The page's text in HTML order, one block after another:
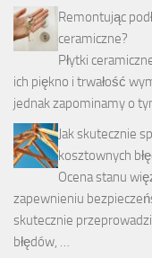
Remontując
ceramiczne?
Płytki
ich piękno i trwałość
jednak zapominamy o
Jak skutecznie
kosztownych
Ocena stanu
zapewnieniu
skutecznie
błędów, …